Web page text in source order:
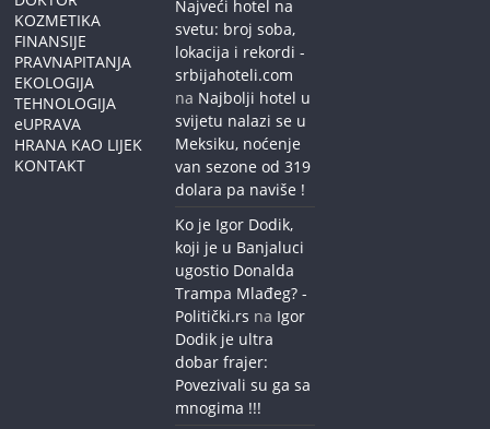
KOZMETIKA
FINANSIJE
PRAVNAPITANJA
EKOLOGIJA
TEHNOLOGIJA
eUPRAVA
HRANA KAO LIJEK
KONTAKT
Najveći hotel na
svetu: broj soba,
lokacija i rekordi -
srbijahoteli.com
na Najbolji hotel u
svijetu nalazi se u
Meksiku, noćenje
van sezone od 319
dolara pa naviše !
Ko je Igor Dodik,
koji je u Banjaluci
ugostio Donalda
Trampa Mlađeg? -
Politički.rs na Igor
Dodik je ultra
dobar frajer:
Povezivali su ga sa
mnogima !!!